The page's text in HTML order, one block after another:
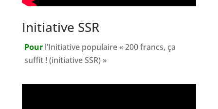
Initiative SSR
Pourl’Initiative populaire « 200 francs, ça
suffit ! (initiative SSR) »